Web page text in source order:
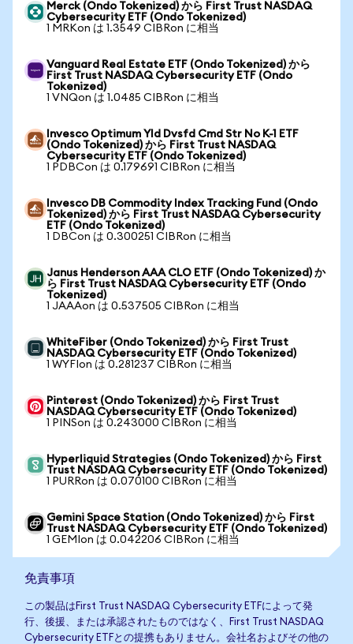
Merck (Ondo Tokenized) から First Trust NASDAQ
Cybersecurity ETF (Ondo Tokenized)
1 MRKon は 1.3549 CIBRon に相当
Vanguard Real Estate ETF (Ondo Tokenized) から
First Trust NASDAQ Cybersecurity ETF (Ondo
Tokenized)
1 VNQon は 1.0485 CIBRon に相当
Invesco Optimum Yld Dvsfd Cmd Str No K-1 ETF
(Ondo Tokenized) から First Trust NASDAQ
Cybersecurity ETF (Ondo Tokenized)
1 PDBCon は 0.179691 CIBRon に相当
Invesco DB Commodity Index Tracking Fund (Ondo
Tokenized) から First Trust NASDAQ Cybersecurity
ETF (Ondo Tokenized)
1 DBCon は 0.300251 CIBRon に相当
Janus Henderson AAA CLO ETF (Ondo Tokenized) か
ら First Trust NASDAQ Cybersecurity ETF (Ondo
Tokenized)
1 JAAAon は 0.537505 CIBRon に相当
WhiteFiber (Ondo Tokenized) から First Trust
NASDAQ Cybersecurity ETF (Ondo Tokenized)
1 WYFIon は 0.281237 CIBRon に相当
Pinterest (Ondo Tokenized) から First Trust
NASDAQ Cybersecurity ETF (Ondo Tokenized)
1 PINSon は 0.243000 CIBRon に相当
Hyperliquid Strategies (Ondo Tokenized) から First
Trust NASDAQ Cybersecurity ETF (Ondo Tokenized)
1 PURRon は 0.070100 CIBRon に相当
Gemini Space Station (Ondo Tokenized) から First
Trust NASDAQ Cybersecurity ETF (Ondo Tokenized)
1 GEMIon は 0.042206 CIBRon に相当
免責事項
この製品はFirst Trust NASDAQ Cybersecurity ETFによって発
行、後援、または承認されたものではなく、First Trust NASDAQ
Cybersecurity ETFとの提携もありません。会社名およびその他の